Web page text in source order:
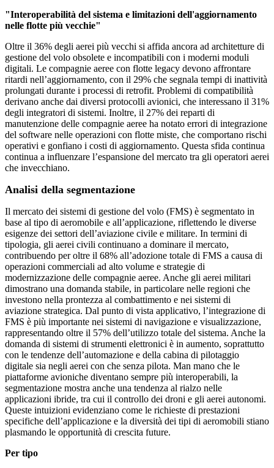
"Interoperabilità del sistema e limitazioni dell'aggiornamento
nelle flotte più vecchie"
Oltre il 36% degli aerei più vecchi si affida ancora ad architetture di
gestione del volo obsolete e incompatibili con i moderni moduli
digitali. Le compagnie aeree con flotte legacy devono affrontare
ritardi nell’aggiornamento, con il 29% che segnala tempi di inattività
prolungati durante i processi di retrofit. Problemi di compatibilità
derivano anche dai diversi protocolli avionici, che interessano il 31%
degli integratori di sistemi. Inoltre, il 27% dei reparti di
manutenzione delle compagnie aeree ha notato errori di integrazione
del software nelle operazioni con flotte miste, che comportano rischi
operativi e gonfiano i costi di aggiornamento. Questa sfida continua
continua a influenzare l’espansione del mercato tra gli operatori aerei
che invecchiano.
Analisi della segmentazione
Il mercato dei sistemi di gestione del volo (FMS) è segmentato in
base al tipo di aeromobile e all’applicazione, riflettendo le diverse
esigenze dei settori dell’aviazione civile e militare. In termini di
tipologia, gli aerei civili continuano a dominare il mercato,
contribuendo per oltre il 68% all’adozione totale di FMS a causa di
operazioni commerciali ad alto volume e strategie di
modernizzazione delle compagnie aeree. Anche gli aerei militari
dimostrano una domanda stabile, in particolare nelle regioni che
investono nella prontezza al combattimento e nei sistemi di
aviazione strategica. Dal punto di vista applicativo, l’integrazione di
FMS è più importante nei sistemi di navigazione e visualizzazione,
rappresentando oltre il 57% dell’utilizzo totale del sistema. Anche la
domanda di sistemi di strumenti elettronici è in aumento, soprattutto
con le tendenze dell’automazione e della cabina di pilotaggio
digitale sia negli aerei con che senza pilota. Man mano che le
piattaforme avioniche diventano sempre più interoperabili, la
segmentazione mostra anche una tendenza al rialzo nelle
applicazioni ibride, tra cui il controllo dei droni e gli aerei autonomi.
Queste intuizioni evidenziano come le richieste di prestazioni
specifiche dell’applicazione e la diversità dei tipi di aeromobili stiano
plasmando le opportunità di crescita future.
Per tipo